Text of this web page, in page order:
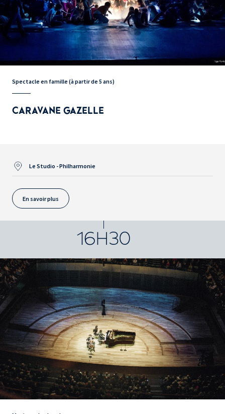
Spectacle en famille (à partir de 5 ans)
CARAVANE GAZELLE
Le Studio - Philharmonie
En savoir plus
16H30